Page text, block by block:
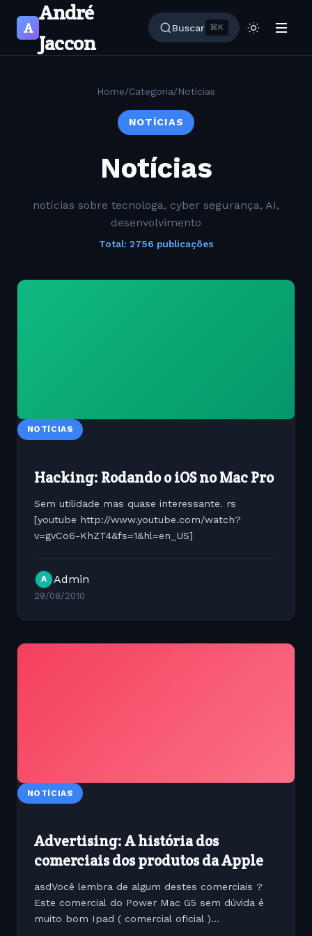
A
André
Jaccon
Buscar ⌘K
Home/Categoria/Notícias
NOTÍCIAS
Notícias
notícias sobre tecnologa, cyber segurança, AI,
desenvolvimento
Total: 2756 publicações
NOTÍCIAS
Hacking: Rodando o iOS no Mac Pro
Sem utilidade mas quase interessante. rs
[youtube http://www.youtube.com/watch?
v=gvCo6-KhZT4&fs=1&hl=en_US]
A Admin
29/08/2010
NOTÍCIAS
Advertising: A história dos
comerciais dos produtos da Apple
asdVocê lembra de algum destes comerciais ?
Este comercial do Power Mac G5 sem dúvida é
muito bom Ipad ( comercial oficial )